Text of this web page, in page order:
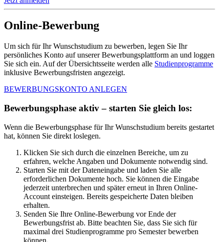
Online-Bewerbung
Um sich für Ihr Wunschstudium zu bewerben, legen Sie Ihr
persönliches Konto auf unserer Bewerbungsplattform an und loggen
Sie sich ein. Auf der Übersichtsseite werden alle Studienprogramme
inklusive Bewerbungsfristen angezeigt.
BEWERBUNGSKONTO ANLEGEN
Bewerbungsphase aktiv – starten Sie gleich los:
Wenn die Bewerbungsphase für Ihr Wunschstudium bereits gestartet
hat, können Sie direkt loslegen.
Klicken Sie sich durch die einzelnen Bereiche, um zu
erfahren, welche Angaben und Dokumente notwendig sind.
Starten Sie mit der Dateneingabe und laden Sie alle
erforderlichen Dokumente hoch. Sie können die Eingabe
jederzeit unterbrechen und später erneut in Ihren Online-
Account einsteigen. Bereits gespeicherte Daten bleiben
erhalten.
Senden Sie Ihre Online-Bewerbung vor Ende der
Bewerbungsfrist ab. Bitte beachten Sie, dass Sie sich für
maximal drei Studienprogramme pro Semester bewerben
können.